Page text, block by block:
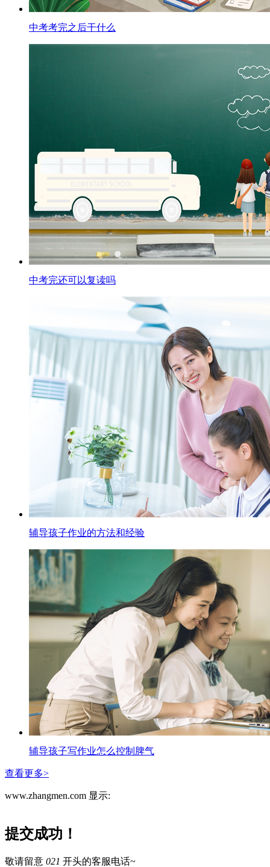
中考考完之后干什么
中考完还可以复读吗
辅导孩子作业的方法和经验
辅导孩子写作业怎么控制脾气
查看更多>
www.zhangmen.com 显示:
提交成功！
敬请留意 021 开头的客服电话~